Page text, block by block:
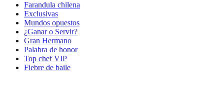
Farandula chilena
Exclusivas
Mundos opuestos
¿Ganar o Servir?
Gran Hermano
Palabra de honor
Top chef VIP
Fiebre de baile